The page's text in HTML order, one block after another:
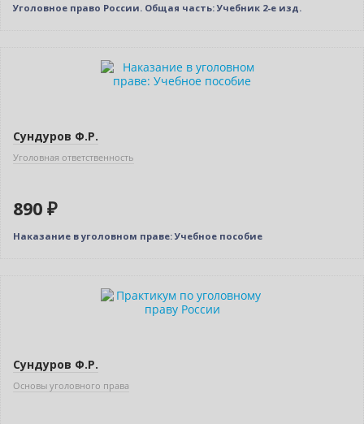
Уголовное право России. Общая часть: Учебник 2-е изд.
Сундуров Ф.Р.
Уголовная ответственность
890 ₽
Наказание в уголовном праве: Учебное пособие
Сундуров Ф.Р.
Основы уголовного права